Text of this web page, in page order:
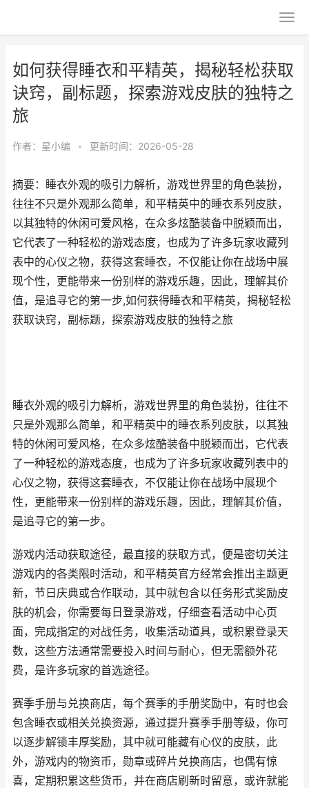
如何获得睡衣和平精英，揭秘轻松获取
诀窍，副标题，探索游戏皮肤的独特之
旅
作者： 星小编 • 更新时间：2026-05-28
摘要：睡衣外观的吸引力解析，游戏世界里的角色装扮，
往往不只是外观那么简单，和平精英中的睡衣系列皮肤，
以其独特的休闲可爱风格，在众多炫酷装备中脱颖而出，
它代表了一种轻松的游戏态度，也成为了许多玩家收藏列
表中的心仪之物，获得这套睡衣，不仅能让你在战场中展
现个性，更能带来一份别样的游戏乐趣，因此，理解其价
值，是追寻它的第一步,如何获得睡衣和平精英，揭秘轻松
获取诀窍，副标题，探索游戏皮肤的独特之旅
睡衣外观的吸引力解析，游戏世界里的角色装扮，往往不
只是外观那么简单，和平精英中的睡衣系列皮肤，以其独
特的休闲可爱风格，在众多炫酷装备中脱颖而出，它代表
了一种轻松的游戏态度，也成为了许多玩家收藏列表中的
心仪之物，获得这套睡衣，不仅能让你在战场中展现个
性，更能带来一份别样的游戏乐趣，因此，理解其价值，
是追寻它的第一步。
游戏内活动获取途径，最直接的获取方式，便是密切关注
游戏内的各类限时活动，和平精英官方经常会推出主题更
新，节日庆典或合作联动，其中就包含以任务形式奖励皮
肤的机会，你需要每日登录游戏，仔细查看活动中心页
面，完成指定的对战任务，收集活动道具，或积累登录天
数，这些方法通常需要投入时间与耐心，但无需额外花
费，是许多玩家的首选途径。
赛季手册与兑换商店，每个赛季的手册奖励中，有时也会
包含睡衣或相关兑换资源，通过提升赛季手册等级，你可
以逐步解锁丰厚奖励，其中就可能藏有心仪的皮肤，此
外，游戏内的物资币，勋章或碎片兑换商店，也偶有惊
喜，定期积累这些货币，并在商店刷新时留意，或许就能